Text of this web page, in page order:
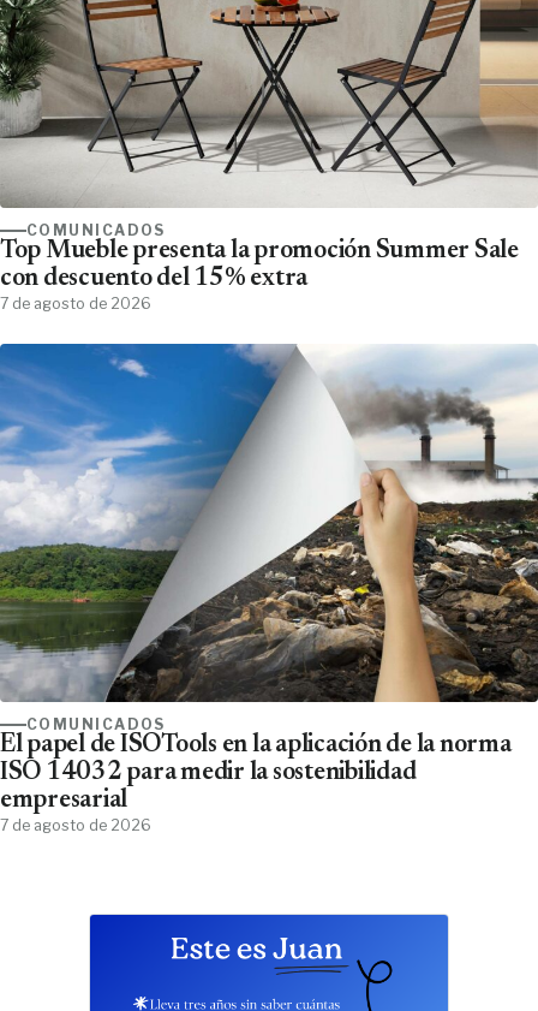
COMUNICADOS
Top Mueble presenta la promoción Summer Sale
con descuento del 15% extra
7 de agosto de 2026
COMUNICADOS
El papel de ISOTools en la aplicación de la norma
ISO 14032 para medir la sostenibilidad
empresarial
7 de agosto de 2026